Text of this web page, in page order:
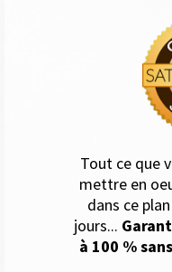
Tout ce que
mettre en
dans ce
jours...
à 100 %